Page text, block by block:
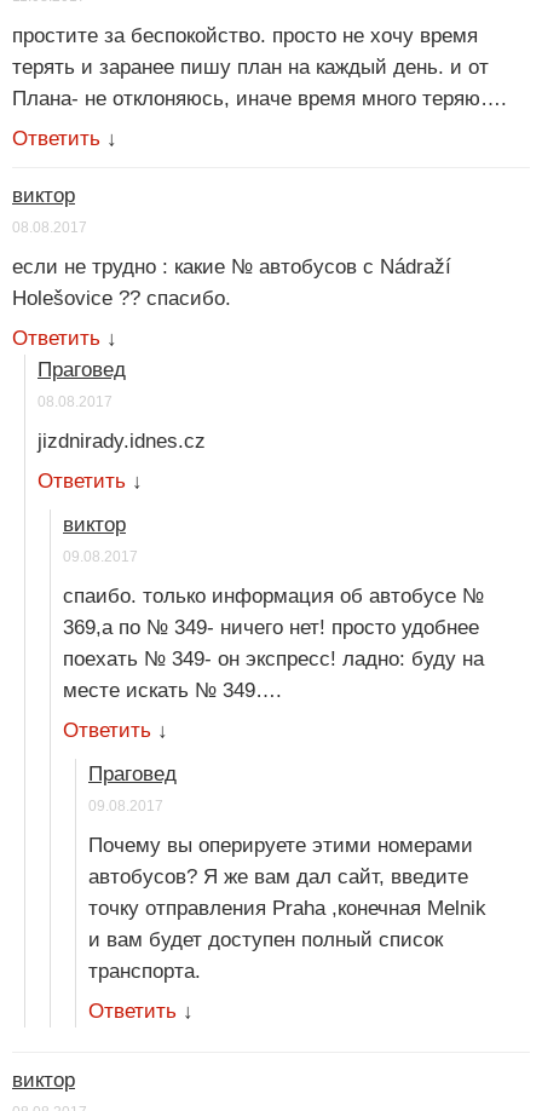
простите за беспокойство. просто не хочу время
терять и заранее пишу план на каждый день. и от
Плана- не отклоняюсь, иначе время много теряю….
Ответить ↓
виктор
08.08.2017
если не трудно : какие № автобусов с Nádraží
Holešovice ?? спасибо.
Ответить ↓
Праговед
08.08.2017
jizdnirady.idnes.cz
Ответить ↓
виктор
09.08.2017
спаибо. только информация об автобусе №
369,а по № 349- ничего нет! просто удобнее
поехать № 349- он экспресс! ладно: буду на
месте искать № 349….
Ответить ↓
Праговед
09.08.2017
Почему вы оперируете этими номерами
автобусов? Я же вам дал сайт, введите
точку отправления Praha ,конечная Melnik
и вам будет доступен полный список
транспорта.
Ответить ↓
виктор